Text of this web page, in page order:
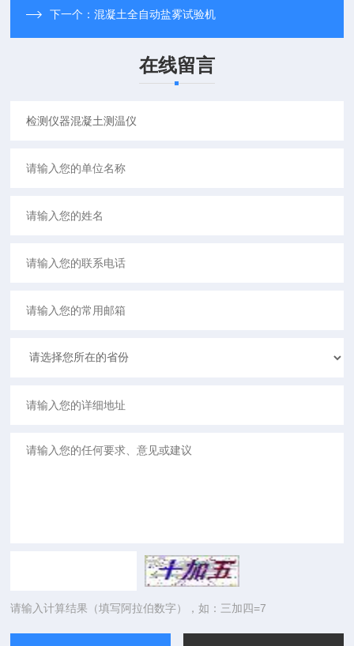
下一个：混凝土全自动盐雾试验机
在线留言
请输入计算结果（填写阿拉伯数字），如：三加四=7